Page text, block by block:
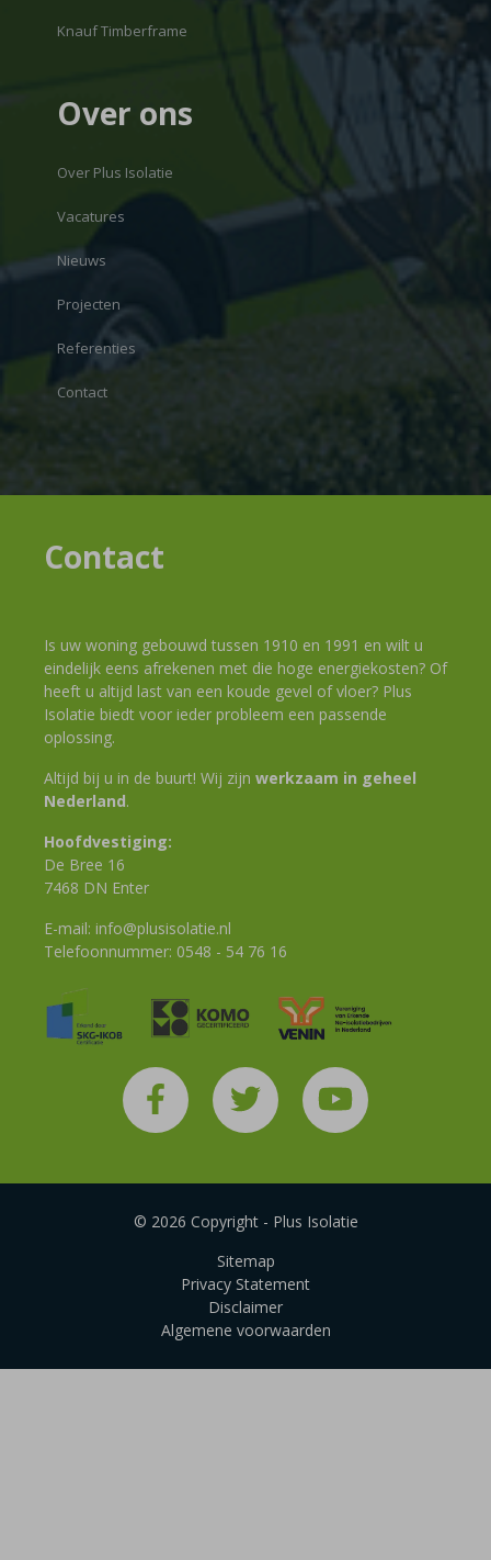
Knauf Timberframe
Over ons
Over Plus Isolatie
Vacatures
Nieuws
Projecten
Referenties
Contact
Contact
Is uw woning gebouwd tussen 1910 en 1991 en wilt u
eindelijk eens afrekenen met die hoge energiekosten? Of
heeft u altijd last van een koude gevel of vloer? Plus
Isolatie biedt voor ieder probleem een passende
oplossing.
Altijd bij u in de buurt! Wij zijn werkzaam in geheel
Nederland.
Hoofdvestiging:
De Bree 16
7468 DN Enter
E-mail: info@plusisolatie.nl
Telefoonnummer: 0548 - 54 76 16
© 2026 Copyright - Plus Isolatie
Sitemap
Privacy Statement
Disclaimer
Algemene voorwaarden